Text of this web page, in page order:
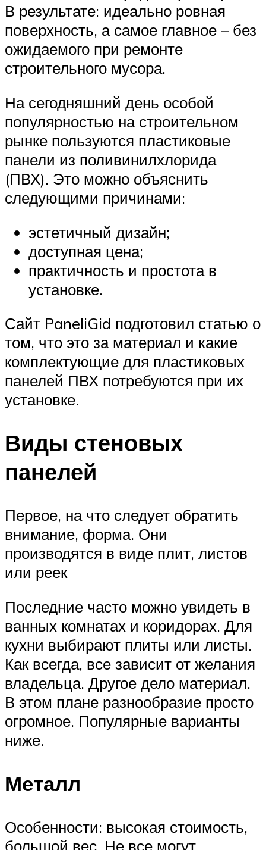
В результате: идеально ровная
поверхность, а самое главное – без
ожидаемого при ремонте
строительного мусора.
На сегодняшний день особой
популярностью на строительном
рынке пользуются пластиковые
панели из поливинилхлорида
(ПВХ). Это можно объяснить
следующими причинами:
эстетичный дизайн;
доступная цена;
практичность и простота в
установке.
Сайт PaneliGid подготовил статью о
том, что это за материал и какие
комплектующие для пластиковых
панелей ПВХ потребуются при их
установке.
Виды стеновых
панелей
Первое, на что следует обратить
внимание, форма. Они
производятся в виде плит, листов
или реек
Последние часто можно увидеть в
ванных комнатах и коридорах. Для
кухни выбирают плиты или листы.
Как всегда, все зависит от желания
владельца. Другое дело материал.
В этом плане разнообразие просто
огромное. Популярные варианты
ниже.
Металл
Особенности: высокая стоимость,
большой вес. Не все могут